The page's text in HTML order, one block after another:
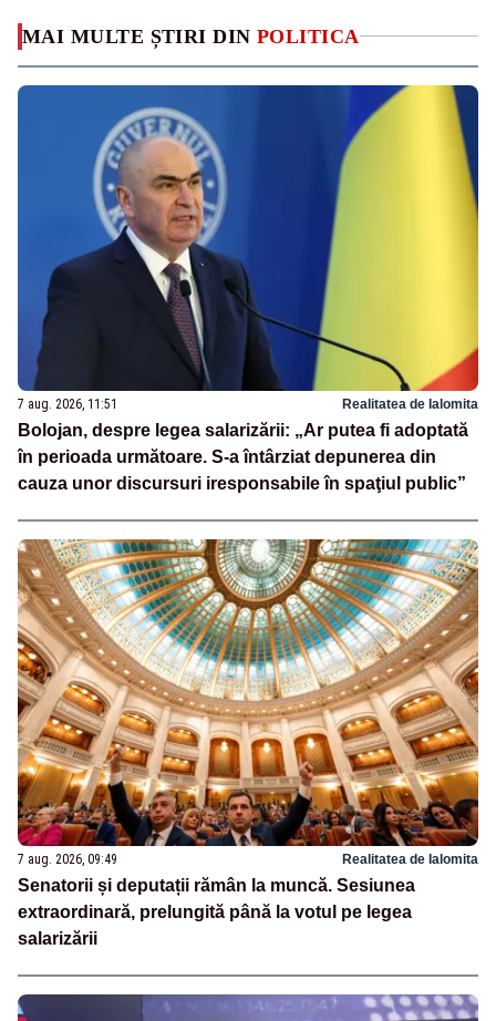
MAI MULTE ȘTIRI DIN POLITICA
7 aug. 2026, 11:51 Realitatea de Ialomita
Bolojan, despre legea salarizării: „Ar putea fi adoptată
în perioada următoare. S-a întârziat depunerea din
cauza unor discursuri iresponsabile în spaţiul public”
7 aug. 2026, 09:49 Realitatea de Ialomita
Senatorii și deputații rămân la muncă. Sesiunea
extraordinară, prelungită până la votul pe legea
salarizării